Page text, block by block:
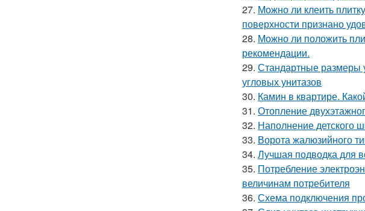
27. Можно ли клеить
поверхности признано
28. Можно ли положить
рекомендации.
29. Стандартные размеры
угловых унитазов
30. Камин в квартире.
31. Отопление
32. Наполнение детского
33. Ворота жалюзийного
34. Лучшая подводка для
35. Потребление
величинам потребителя
36. Схема подключения